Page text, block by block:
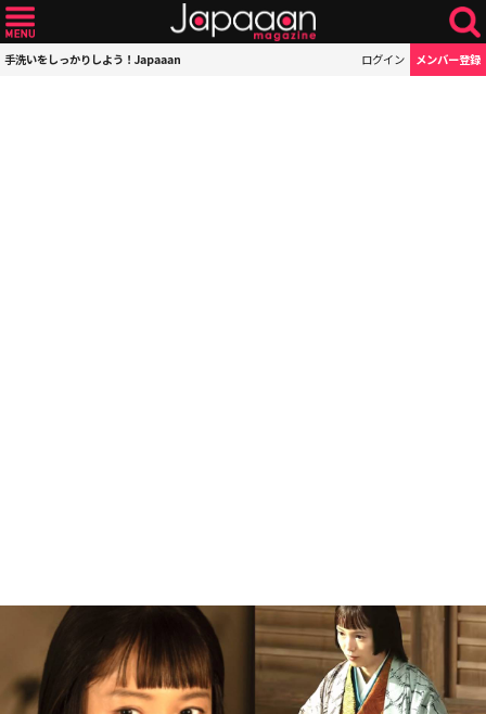
手洗いをしっかりしよう！Japaaan ログイン メンバー登録